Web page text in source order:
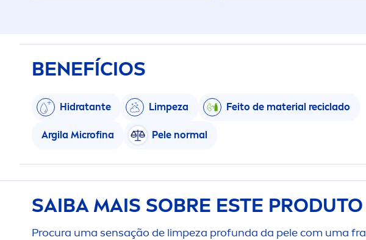
BENEFÍCIOS
Hidratante Limpeza Feito de material reciclado
Argila Microfina Pele normal
SAIBA MAIS SOBRE ESTE PRODUTO
Procura uma sensação de limpeza profunda da pele com uma